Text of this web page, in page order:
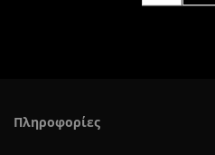
Πληροφορίες